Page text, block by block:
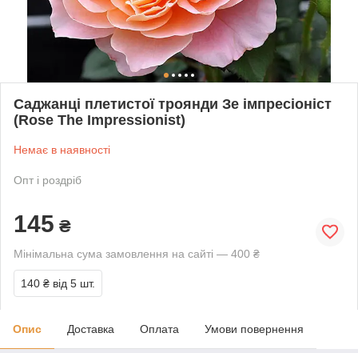
Саджанці плетистої троянди Зе імпресіоніст
(Rose The Impressionist)
Немає в наявності
Опт і роздріб
145 ₴
Мінімальна сума замовлення на сайті — 400 ₴
140 ₴ від 5 шт.
Опис Доставка Оплата Умови повернення